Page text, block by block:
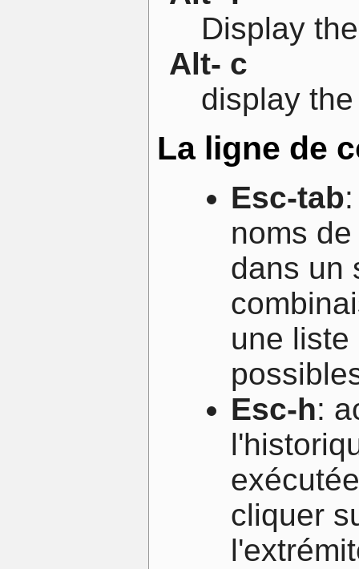
Display
Alt- c
display
La ligne de
Esc-tab
noms
dans un
une
Esc-h:
cliquer